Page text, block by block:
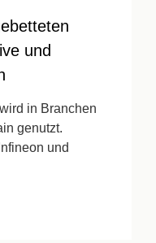
und
in Branchen
genutzt.
und